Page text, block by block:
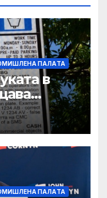
ПАЛAТА
в
ПАЛAТА